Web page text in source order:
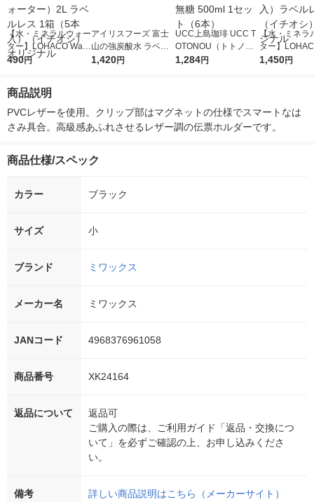
【水・ミネラルウォー
ター】LOHACO Wate
r（ロハコウォータ
シ） オリジナル
490円
アイリスフーズ 富士
山の強炭酸水 ラベル
レス 500ml 1箱（24
1,420円
UCC上島珈琲 UCC T
OTONOU（トトノ
ウ） by BLACK無糖 5
1,284円
【水・ミネラ
ター】
r 410ml 1箱（
1,450円
商品説明
PVCレザーを使用。クリップ部はマグネットの仕様でスマートなは
さみ具合。高級感あふれさせるレザー調の伝票ホルダーです。
商品仕様/スペック
カラー ブラック
サイズ 小
ブランド ミワックス
メーカー名 ミワックス
JANコード 4968376961058
商品番号 XK24164
返品について
返品可
ご購入の際は、ご利用ガイド「返品・交換につ
いて」を必ずご確認の上、お申し込みくださ
い。
備考 詳しい商品説明はこちら（メーカーサイト）